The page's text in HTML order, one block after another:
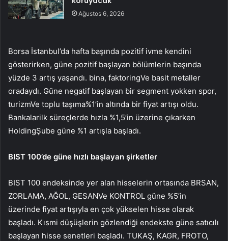
Ağustos 6, 2026
Borsa İstanbul’da hafta başında pozitif ivme kendini
gösterirken, güne pozitif başlayan bölümlerin başında
yüzde 3 artış yaşandı. bina, faktoringVe basit metaller
oradaydı. Güne negatif başlayan bir segment yokken spor,
turizmVe toplu taşıma%1’in altında bir fiyat artışı oldu.
Bankalarilk süreçlerde hızla %1,5’in üzerine çıkarken
HoldingŞube güne %1 artışla başladı.
BIST 100’de güne hızlı başlayan şirketler
BIST 100 endeksinde yer alan hisselerin ortasında BRSAN,
ZORLAMA, AĞOL, GESANVe KONTROL güne %5’in
üzerinde fiyat artışıyla en çok yükselen hisse olarak
başladı. Kısmi düşüşlerin gözlendiği endekste güne satıcılı
başlayan hisse senetleri başladı. TUKAŞ, KAGR, FROTO,